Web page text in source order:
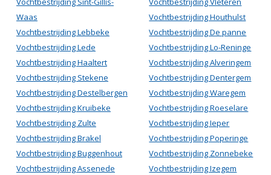
Waas
Vochtbestrijding Lebbeke
Vochtbestrijding Lede
Vochtbestrijding Haaltert
Vochtbestrijding Stekene
Vochtbestrijding Destelbergen
Vochtbestrijding Kruibeke
Vochtbestrijding Zulte
Vochtbestrijding Brakel
Vochtbestrijding Buggenhout
Vochtbestrijding Assenede
Vochtbestrijding Houthulst
Vochtbestrijding De panne
Vochtbestrijding Lo-Reninge
Vochtbestrijding Alveringem
Vochtbestrijding Dentergem
Vochtbestrijding Waregem
Vochtbestrijding Roeselare
Vochtbestrijding Ieper
Vochtbestrijding Poperinge
Vochtbestrijding Zonnebeke
Vochtbestrijding Izegem